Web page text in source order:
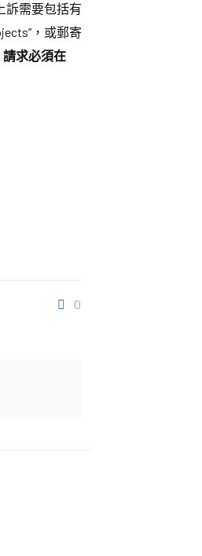
訴需要包括有
，或郵寄
請求必須在
0